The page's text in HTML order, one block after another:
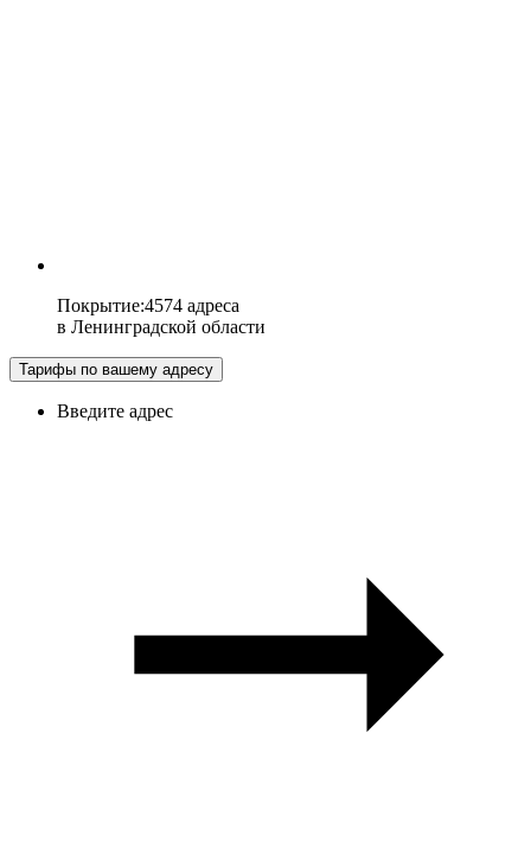
Покрытие:4574 адреса
в Ленинградской области
Тарифы по вашему адресу
Введите адрес